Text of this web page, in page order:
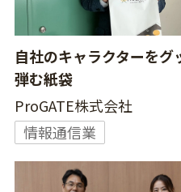
自社のキャラクターを
弾む紙袋
ProGATE株式会社
情報通信業